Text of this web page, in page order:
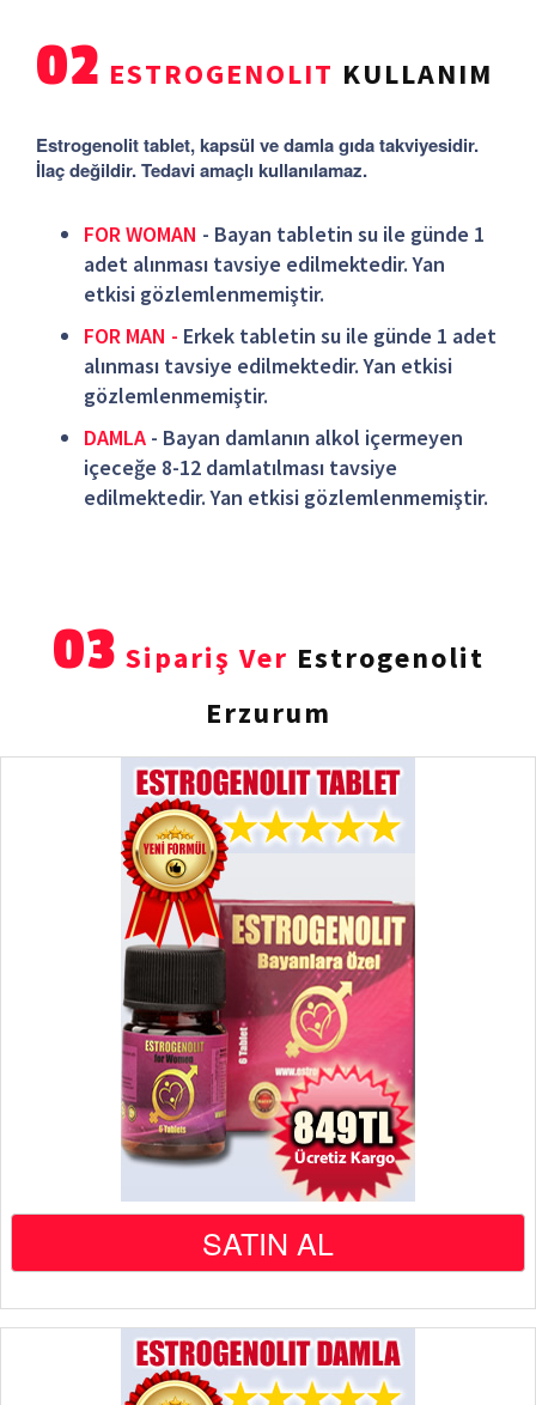
02 ESTROGENOLIT KULLANIM
Estrogenolit tablet, kapsül ve damla gıda takviyesidir.
İlaç değildir. Tedavi amaçlı kullanılamaz.
FOR WOMAN - Bayan tabletin su ile günde 1
adet alınması tavsiye edilmektedir. Yan
etkisi gözlemlenmemiştir.
FOR MAN - Erkek tabletin su ile günde 1 adet
alınması tavsiye edilmektedir. Yan etkisi
gözlemlenmemiştir.
DAMLA - Bayan damlanın alkol içermeyen
içeceğe 8-12 damlatılması tavsiye
edilmektedir. Yan etkisi gözlemlenmemiştir.
03 Sipariş Ver Estrogenolit
Erzurum
SATIN AL